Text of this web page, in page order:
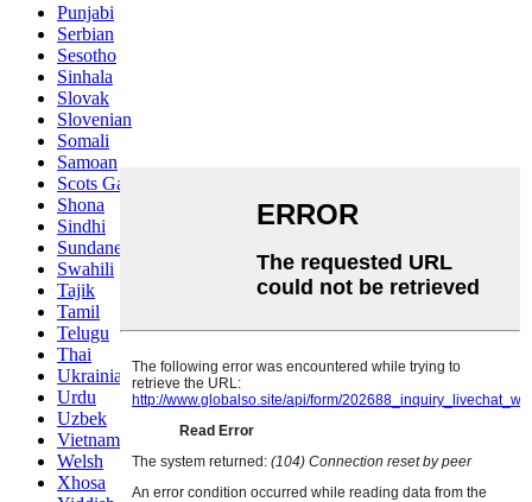
Punjabi
Serbian
Sesotho
Sinhala
Slovak
Slovenian
Somali
Samoan
Scots Gaelic
Shona
Sindhi
Sundanese
Swahili
Tajik
Tamil
Telugu
Thai
Ukrainian
Urdu
Uzbek
Vietnamese
Welsh
Xhosa